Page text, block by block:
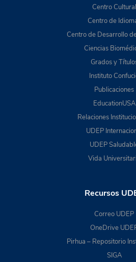
Centro Cultural
Centro de
Centro de Desarrollo
Ciencias
Grados y
Instituto
Publicaciones
EducationUSA
Relaciones
UDEP
UDEP
Vida
Recursos
Correo UDEP
OneDrive
Pirhua – Repositorio
SIGA